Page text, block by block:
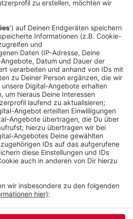
verlaufe die Suche nicht
gibt es im
und im Handel. Das größte
im Verkauf und für
01.06.2021 14:42